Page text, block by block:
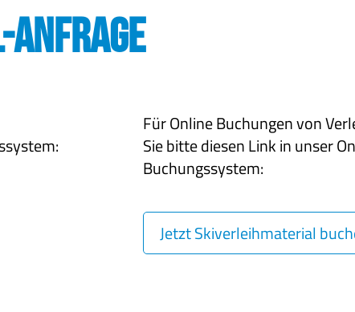
Anfrage
Für Online Buchungen von
Sie bitte diesen Link in unser
Buchungssystem:
Jetzt Skiverleihmaterial